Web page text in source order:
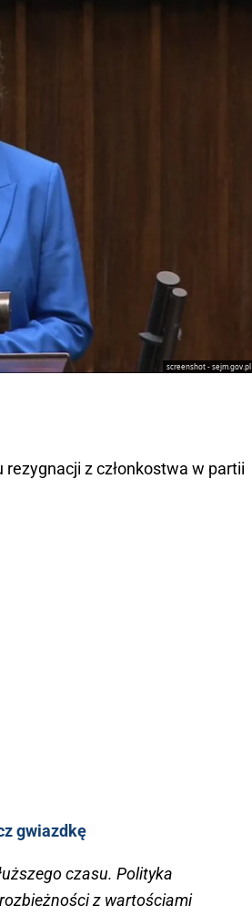
screenshot - sejm.gov.pl
rezygnacji z członkostwa w partii
gwiazdkę
czasu. Polityka
z wartościami